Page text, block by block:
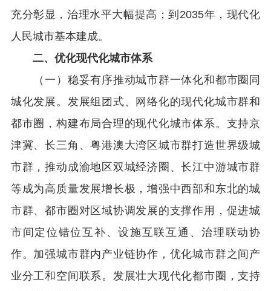
充分彰显，治理水平大幅提高；到2035年，现代化
人民城市基本建成。
二、优化现代化城市体系
（一）稳妥有序推动城市群一体化和都市圈同
城化发展。发展组团式、网络化的现代化城市群和
都市圈，构建布局合理的现代化城市体系。支持京
津冀、长三角、粤港澳大湾区城市群打造世界级城
市群，推动成渝地区双城经济圈、长江中游城市群
等成为高质量发展增长极，增强中西部和东北的城
市群、都市圈对区域协调发展的支撑作用，促进城
市间定位错位互补、设施互联互通、治理联动协
作。加强城市群内产业链协作，优化城市群之间产
业分工和空间联系。发展壮大现代化都市圈，支持